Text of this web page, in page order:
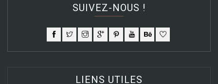
SUIVEZ-NOUS !
LIENS UTILES